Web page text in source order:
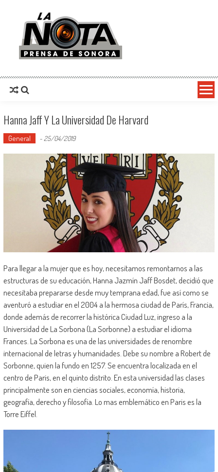
La Nota Prensa De Sonora
Hanna Jaff Y La Universidad De Harvard
General - 25/04/2019
Para llegar a la mujer que es hoy, necesitamos remontarnos a las
estructuras de su educación, Hanna Jazmín Jaff Bosdet, decidió que
necesitaba prepararse desde muy temprana edad, fue así como se
aventuró a estudiar en el 2004 a la hermosa ciudad de París, Francia,
donde además de recorrer la histórica Ciudad Luz, ingreso a la
Universidad de La Sorbona (La Sorbonne) a estudiar el idioma
Frances. La Sorbona es una de las universidades de renombre
internacional de letras y humanidades. Debe su nombre a Robert de
Sorbonne, quien la fundo en 1257. Se encuentra localizada en el
centro de Paris, en el quinto distrito. En esta universidad las clases
principalmente son en ciencias sociales, economía, historia,
geografía, derecho y filosofía. Lo mas emblemático en Paris es la
Torre Eiffel.